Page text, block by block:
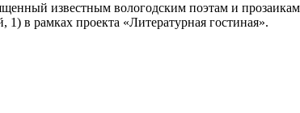
известным вологодским поэтам и
в рамках проекта «Литературная гостиная».